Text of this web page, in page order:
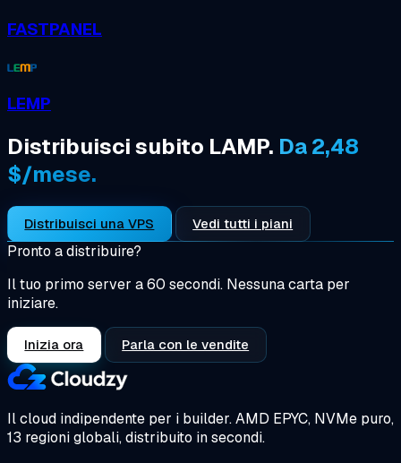
FASTPANEL
LEMP
Distribuisci subito LAMP. Da 2,48
$/mese.
Distribuisci una VPS Vedi tutti i piani
Pronto a distribuire?
Il tuo primo server a 60 secondi. Nessuna carta per
iniziare.
Inizia ora Parla con le vendite
Il cloud indipendente per i builder.AMD EPYC, NVMe puro,
13 regioni globali, distribuito in secondi.